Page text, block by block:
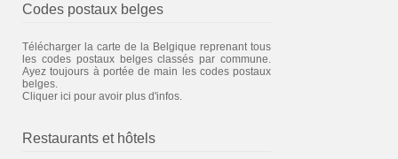
Codes postaux belges
Télécharger la carte de la Belgique reprenant tous
les codes postaux belges classés par commune.
Ayez toujours à portée de main les codes postaux
belges.
Cliquer ici pour avoir plus d'infos.
Restaurants et hôtels